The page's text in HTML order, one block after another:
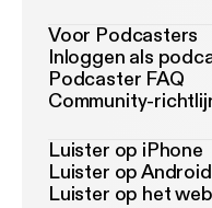
Voor Podcasters
Inloggen als
Podcaster FAQ
Community-
Luister op iPhone
Luister op Android
Luister op het web